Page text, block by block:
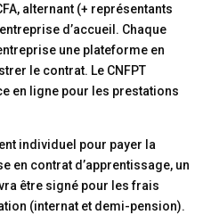
alternant (+ représentants
d’accueil. Chaque
une plateforme en
le contrat. Le CNFPT
en ligne pour les prestations
individuel pour payer la
en contrat d’apprentissage, un
être signé pour les frais
(internat et demi-pension).